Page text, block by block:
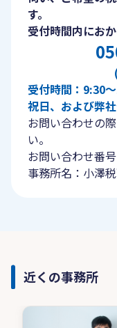
す。
受付時間内におか
受付時間：9:30
祝日、および弊社
お問い合わせの
い。
お問い合わせ番
事務所名：小澤
近くの事務所